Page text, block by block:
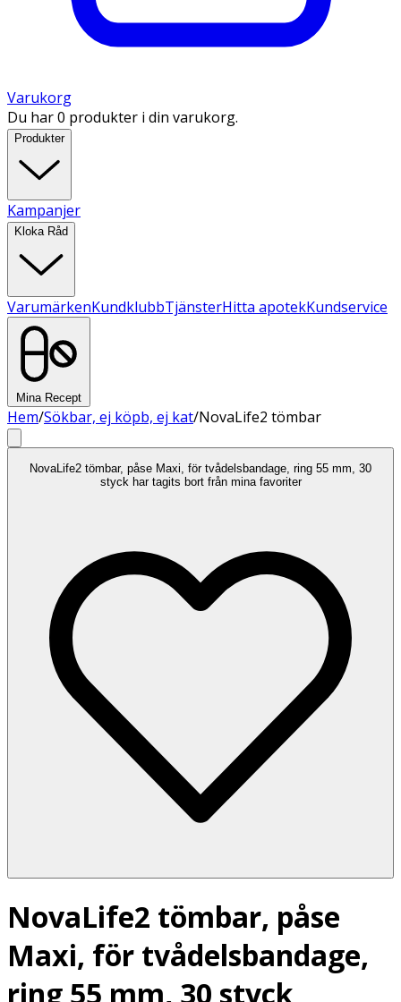
Varukorg
Du har 0 produkter i din varukorg.
Produkter
Kampanjer
Kloka Råd
VarumärkenKundklubbTjänsterHitta apotekKundservice
Mina Recept
Hem/Sökbar, ej köpb, ej kat/NovaLife2 tömbar
NovaLife2 tömbar, påse Maxi, för tvådelsbandage, ring 55 mm, 30
styck har tagits bort från mina favoriter
NovaLife2 tömbar, påse
Maxi, för tvådelsbandage,
ring 55 mm, 30 styck